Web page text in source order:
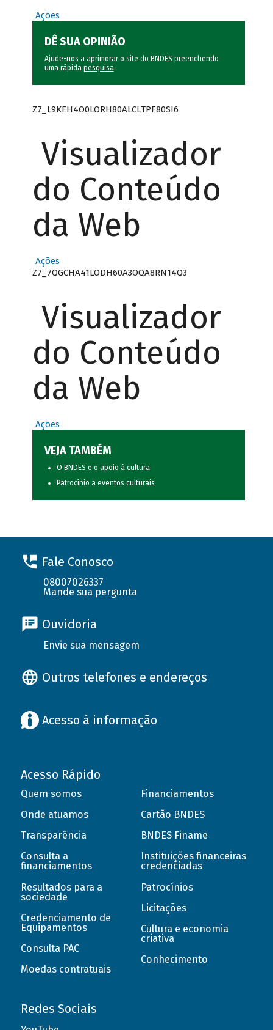
Ações
DÊ SUA OPINIÃO
Ajude-nos a aprimorar o site do BNDES preenchendo
uma rápida pesquisa.
Z7_L9KEH4O0LORH80ALCLTPF80SI6
Visualizador
do Conteúdo
da Web
Ações
Z7_7QGCHA41LODH60A3OQA8RN14Q3
Visualizador
do Conteúdo
da Web
Ações
VEJA TAMBÉM
O BNDES e o apoio à cultura
Patrocínio a eventos culturais
Fale Conosco
08007026337
Mande sua pergunta
Ouvidoria
Envie sua mensagem
Outros telefones e endereços
Acesso à informação
Acesso Rápido
Quem somos
Onde atuamos
Transparência
Consulta a
financiamentos
Resultados para a
sociedade
Credenciamento de
Equipamentos
Consulta PAC
Moedas contratuais
Financiamentos
Cartão BNDES
BNDES Finame
Instituições financeiras
credenciadas
Patrocínios
Licitações
Cultura e economia
criativa
Conhecimento
Redes Sociais